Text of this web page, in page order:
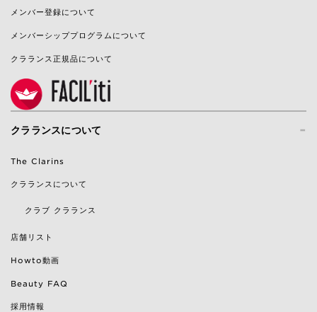
メンバー登録について
メンバーシッププログラムについて
クラランス正規品について
-
クラランスについて
The Clarins
クラランスについて
クラブ クラランス
店舗リスト
Howto動画
Beauty FAQ
採用情報